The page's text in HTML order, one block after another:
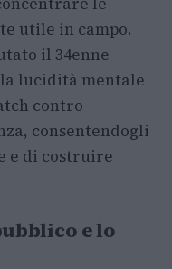
utile in campo.
il 34enne
lucidità mentale
contro
consentendogli
e di costruire
e lo